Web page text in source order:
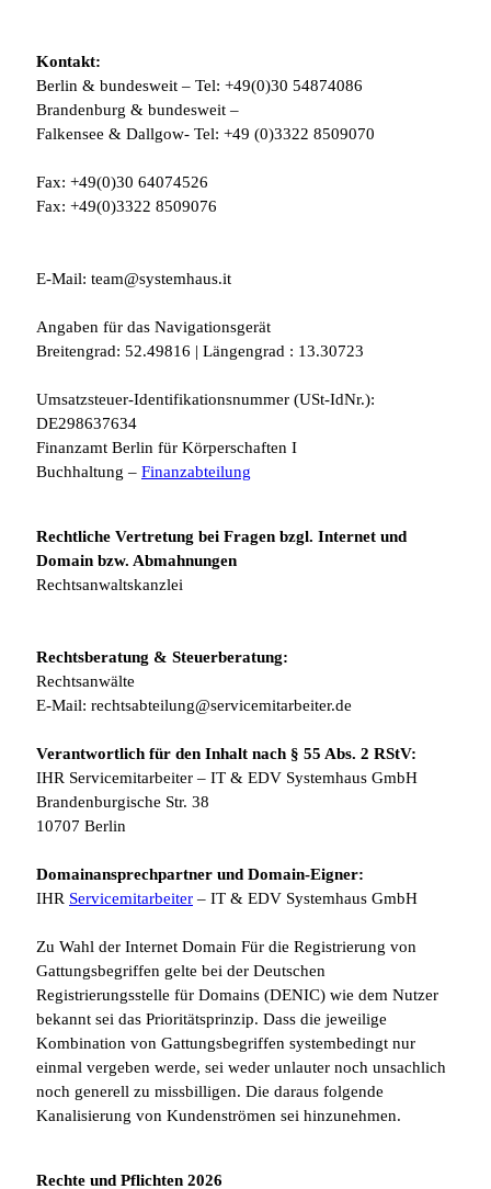
Kontakt:
Berlin & bundesweit – Tel: +49(0)30 54874086
Brandenburg & bundesweit –
Falkensee & Dallgow- Tel: +49 (0)3322 8509070
Fax: +49(0)30 64074526
Fax: +49(0)3322 8509076
E-Mail: team@systemhaus.it
Angaben für das Navigationsgerät
Breitengrad: 52.49816 | Längengrad : 13.30723
Umsatzsteuer-Identifikationsnummer (USt-IdNr.):
DE298637634
Finanzamt Berlin für Körperschaften I
Buchhaltung – Finanzabteilung
Rechtliche Vertretung bei Fragen bzgl. Internet und
Domain bzw. Abmahnungen
Rechtsanwaltskanzlei
Rechtsberatung & Steuerberatung:
Rechtsanwälte
E-Mail: rechtsabteilung@servicemitarbeiter.de
Verantwortlich für den Inhalt nach § 55 Abs. 2 RStV:
IHR Servicemitarbeiter – IT & EDV Systemhaus GmbH
Brandenburgische Str. 38
10707 Berlin
Domainansprechpartner und Domain-Eigner:
IHR Servicemitarbeiter – IT & EDV Systemhaus GmbH
Zu Wahl der Internet Domain Für die Registrierung von
Gattungsbegriffen gelte bei der Deutschen
Registrierungsstelle für Domains (DENIC) wie dem Nutzer
bekannt sei das Prioritätsprinzip. Dass die jeweilige
Kombination von Gattungsbegriffen systembedingt nur
einmal vergeben werde, sei weder unlauter noch unsachlich
noch generell zu missbilligen. Die daraus folgende
Kanalisierung von Kundenströmen sei hinzunehmen.
Rechte und Pflichten 2026